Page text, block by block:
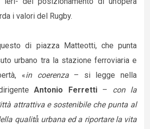
i valori del Rugby.
di piazza Matteotti, che punta
urbano tra la stazione ferroviaria e
«in coerenza– si legge nella
Antonio Ferretti – con la
attrattiva e sostenibile che punta al
qualità̀ urbana ed a riportare la vita